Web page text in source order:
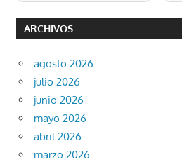
ARCHIVOS
agosto 2026
julio 2026
junio 2026
mayo 2026
abril 2026
marzo 2026